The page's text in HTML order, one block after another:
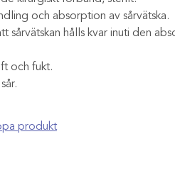
och absorption av sårvätska.
sårvätskan hålls kvar inuti den
och fukt.
produkt